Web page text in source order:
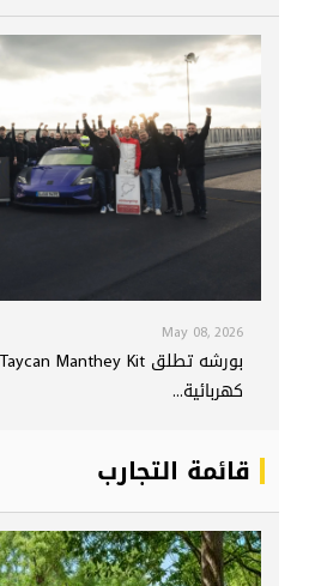
May 08, 2026
كهربائية...
قائمة التجارب